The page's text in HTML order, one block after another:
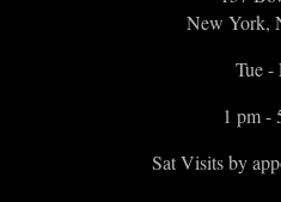
New York,
Tue -
1 pm -
Sat Visits by